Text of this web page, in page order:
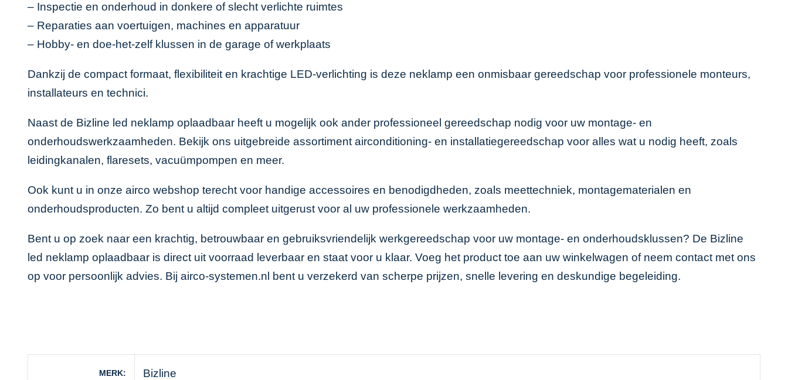
– Inspectie en onderhoud in donkere of slecht verlichte ruimtes
– Reparaties aan voertuigen, machines en apparatuur
– Hobby- en doe-het-zelf klussen in de garage of werkplaats
Dankzij de compact formaat, flexibiliteit en krachtige LED-verlichting is deze neklamp een onmisbaar gereedschap voor professionele monteurs,
installateurs en technici.
Naast de Bizline led neklamp oplaadbaar heeft u mogelijk ook ander professioneel gereedschap nodig voor uw montage- en
onderhoudswerkzaamheden. Bekijk ons uitgebreide assortiment airconditioning- en installatiegereedschap voor alles wat u nodig heeft, zoals
leidingkanalen, flaresets, vacuümpompen en meer.
Ook kunt u in onze airco webshop terecht voor handige accessoires en benodigdheden, zoals meettechniek, montagematerialen en
onderhoudsproducten. Zo bent u altijd compleet uitgerust voor al uw professionele werkzaamheden.
Bent u op zoek naar een krachtig, betrouwbaar en gebruiksvriendelijk werkgereedschap voor uw montage- en onderhoudsklussen? De Bizline
led neklamp oplaadbaar is direct uit voorraad leverbaar en staat voor u klaar. Voeg het product toe aan uw winkelwagen of neem contact met ons
op voor persoonlijk advies. Bij airco-systemen.nl bent u verzekerd van scherpe prijzen, snelle levering en deskundige begeleiding.
MERK Bizline